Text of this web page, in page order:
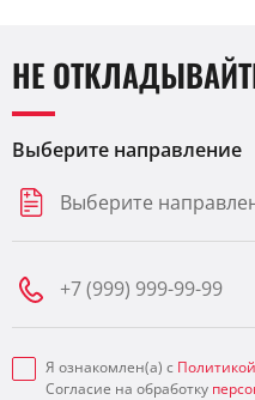
НЕ
Выберите направление
Выберите
Я ознакомлен(а) с
Согласие на обработку